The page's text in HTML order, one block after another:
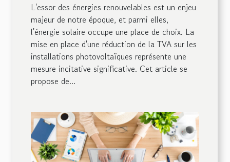
L'essor des énergies renouvelables est un enjeu
majeur de notre époque, et parmi elles,
l'énergie solaire occupe une place de choix. La
mise en place d'une réduction de la TVA sur les
installations photovoltaïques représente une
mesure incitative significative. Cet article se
propose de...